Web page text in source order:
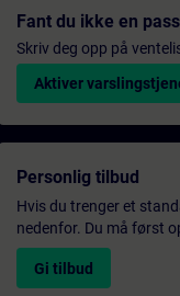
Fant du ikke en
Skriv deg opp på
Aktiver
Personlig tilbud
Hvis du trenger et
nedenfor. Du må først
Gi tilbud